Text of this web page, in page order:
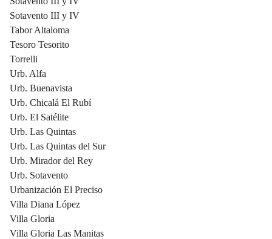
Sotavento III y IV
Tabor Altaloma
Tesoro Tesorito
Torrelli
Urb. Alfa
Urb. Buenavista
Urb. Chicalá El Rubí
Urb. El Satélite
Urb. Las Quintas
Urb. Las Quintas del Sur
Urb. Mirador del Rey
Urb. Sotavento
Urbanización El Preciso
Villa Diana López
Villa Gloria
Villa Gloria Las Manitas